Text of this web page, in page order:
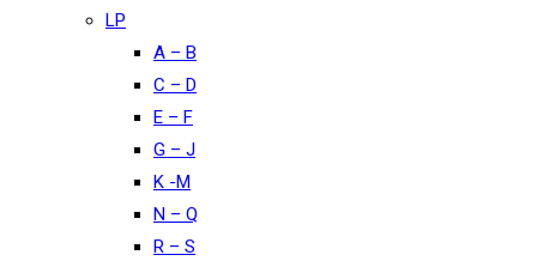
LP
A – B
C – D
E – F
G – J
K -M
N – Q
R – S